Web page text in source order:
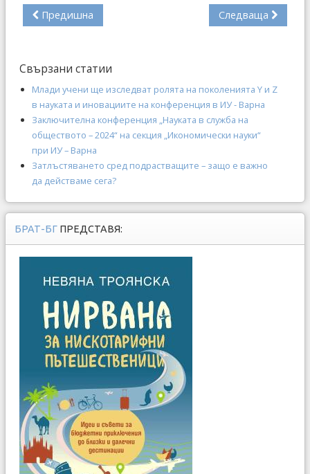
Предишна Следваща
Свързани статии
Млади учени ще изследват ролята на поколенията Y и Z
в науката и иновациите на конференция в ИУ - Варна
Заключителна конференция „Науката в служба на
обществото – 2024“ на секция „Икономически науки“
при ИУ – Варна
Затлъстяването сред подрастващите – защо е важно
да действаме сега?
БРАТ-БГ ПРЕДСТАВЯ: